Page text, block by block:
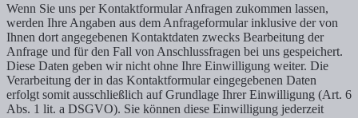
Wenn Sie uns per Kontaktformular Anfragen zukommen lassen,
werden Ihre Angaben aus dem Anfrageformular inklusive der von
Ihnen dort angegebenen Kontaktdaten zwecks Bearbeitung der
Anfrage und für den Fall von Anschlussfragen bei uns gespeichert.
Diese Daten geben wir nicht ohne Ihre Einwilligung weiter. Die
Verarbeitung der in das Kontaktformular eingegebenen Daten
erfolgt somit ausschließlich auf Grundlage Ihrer Einwilligung (Art. 6
Abs. 1 lit. a DSGVO). Sie können diese Einwilligung jederzeit